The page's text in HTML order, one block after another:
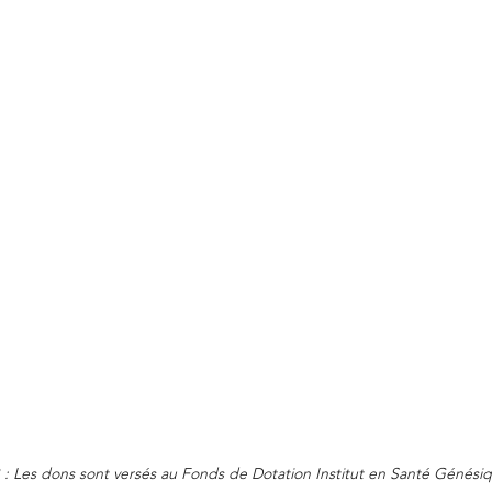
: Les dons sont versés au Fonds de Dotation Institut en Santé